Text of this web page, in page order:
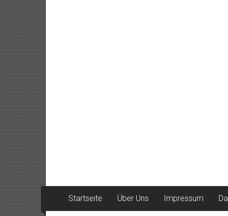
Startseite Über Uns Impressum